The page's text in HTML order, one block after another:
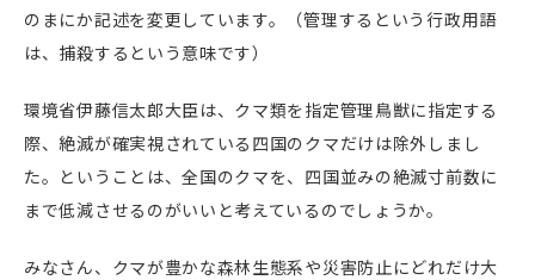
のまにか記述を変更しています。（管理するという行政用語
は、捕殺するという意味です）
環境省伊藤信太郎大臣は、クマ類を指定管理鳥獣に指定する
際、絶滅が確実視されている四国のクマだけは除外しまし
た。ということは、全国のクマを、四国並みの絶滅寸前数に
まで低減させるのがいいと考えているのでしょうか。
みなさん、クマが豊かな森林生態系や災害防止にどれだけ大